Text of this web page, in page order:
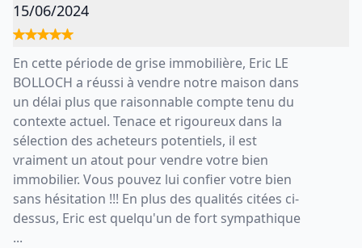
15/06/2024
En cette période de grise immobilière, Eric LE
BOLLOCH a réussi à vendre notre maison dans
un délai plus que raisonnable compte tenu du
contexte actuel. Tenace et rigoureux dans la
sélection des acheteurs potentiels, il est
vraiment un atout pour vendre votre bien
immobilier. Vous pouvez lui confier votre bien
sans hésitation !!! En plus des qualités citées ci-
dessus, Eric est quelqu'un de fort sympathique
...